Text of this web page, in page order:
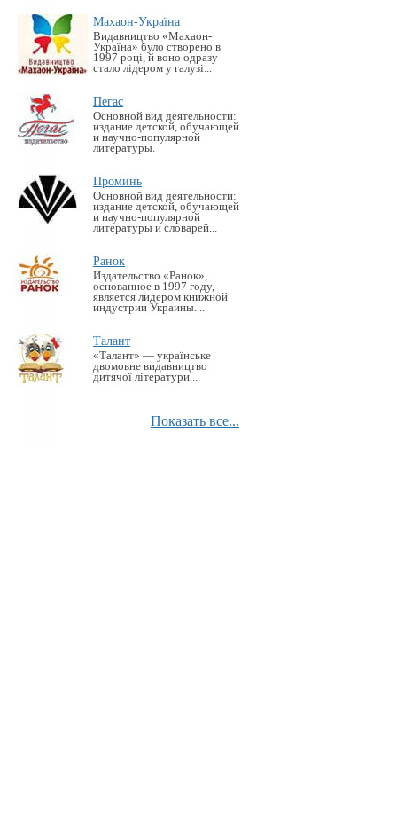
Махаон-Україна
Видавництво «Махаон-
Україна» було створено в
1997 році, й воно одразу
стало лідером у галузі...
Пегас
Основной вид деятельности:
издание детской, обучающей
и научно-популярной
литературы.
Проминь
Основной вид деятельности:
издание детской, обучающей
и научно-популярной
литературы и словарей...
Ранок
Издательство «Ранок»,
основанное в 1997 году,
является лидером книжной
индустрии Украины....
Талант
«Талант» — українське
двомовне видавництво
дитячої літератури...
Показать все...